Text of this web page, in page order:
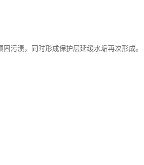
污渍，同时形成保护层延缓水垢再次形成。